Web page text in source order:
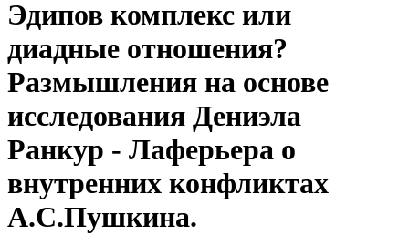
Эдипов комплекс или
диадные отношения?
Размышления на основе
исследования Дениэла
Ранкур - Лаферьера о
внутренних конфликтах
А.С.Пушкина.